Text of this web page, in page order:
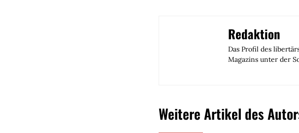
Redaktion
Das Profil des
Magazins unter der
Weitere Artikel des